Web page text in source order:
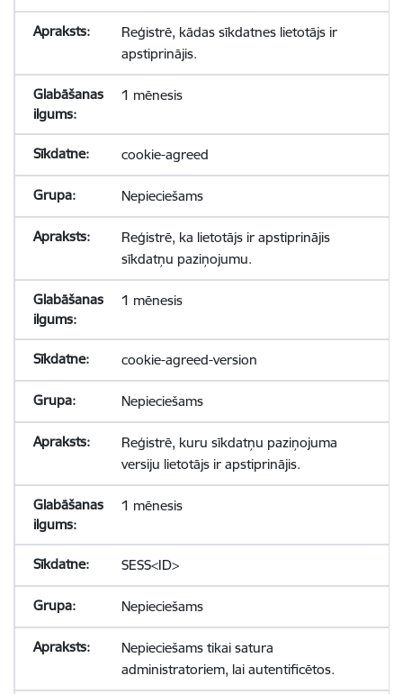
Reģistrē, kādas sīkdatnes lietotājs ir
apstiprinājis.
1 mēnesis
cookie-agreed
Nepieciešams
Reģistrē, ka lietotājs ir apstiprinājis
sīkdatņu paziņojumu.
1 mēnesis
cookie-agreed-version
Nepieciešams
Reģistrē, kuru sīkdatņu paziņojuma
versiju lietotājs ir apstiprinājis.
1 mēnesis
SESS<ID>
Nepieciešams
Nepieciešams tikai satura
administratoriem, lai autentificētos.